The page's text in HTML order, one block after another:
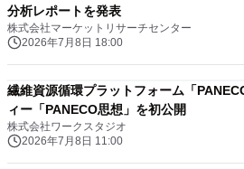
分析レポートを発表
株式会社マーケットリサーチセンター
2026年7月8日 18:00
繊維資源循環プラットフォーム「
ィー「PANECO思想」を初公開
株式会社ワークスタジオ
2026年7月8日 11:00